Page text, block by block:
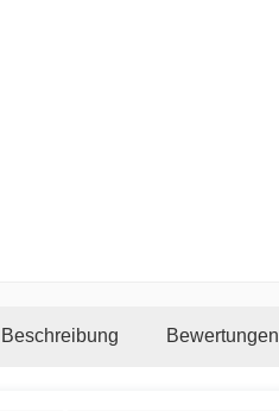
Beschreibung Bewertungen